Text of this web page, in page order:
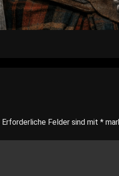
Erforderliche Felder sind mit *